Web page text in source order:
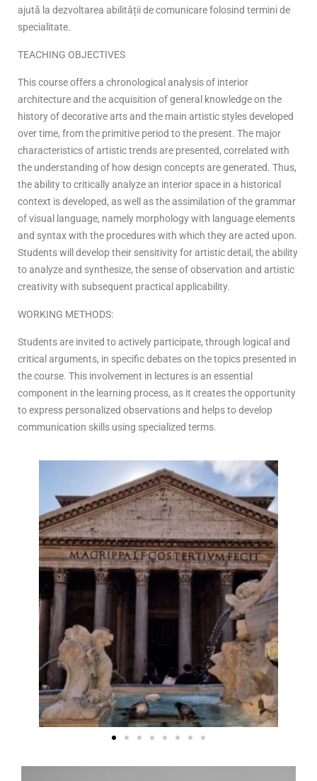
ajută la dezvoltarea abilității de comunicare folosind termini de
specialitate.
TEACHING OBJECTIVES
This course offers a chronological analysis of interior
architecture and the acquisition of general knowledge on the
history of decorative arts and the main artistic styles developed
over time, from the primitive period to the present. The major
characteristics of artistic trends are presented, correlated with
the understanding of how design concepts are generated. Thus,
the ability to critically analyze an interior space in a historical
context is developed, as well as the assimilation of the grammar
of visual language, namely morphology with language elements
and syntax with the procedures with which they are acted upon.
Students will develop their sensitivity for artistic detail, the ability
to analyze and synthesize, the sense of observation and artistic
creativity with subsequent practical applicability.
WORKING METHODS:
Students are invited to actively participate, through logical and
critical arguments, in specific debates on the topics presented in
the course. This involvement in lectures is an essential
component in the learning process, as it creates the opportunity
to express personalized observations and helps to develop
communication skills using specialized terms.